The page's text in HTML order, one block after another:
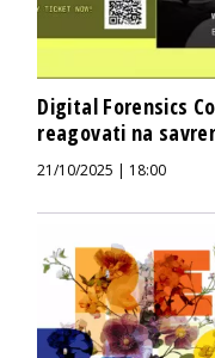
Digital Forensics
reagovati na
21/10/2025 | 18:00